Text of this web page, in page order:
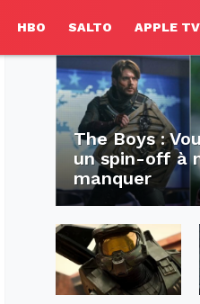
HBO SALTO APPLE
The Boys :
un spin-off à
manquer